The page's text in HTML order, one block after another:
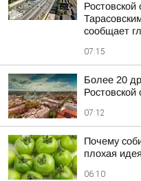
Ростовской
сообщает
07:15
Более 20
Ростовской
07:12
Почему
плохая
06:10